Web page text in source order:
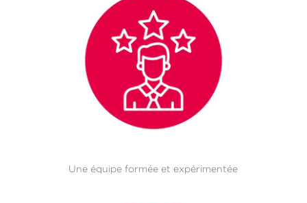
Une équipe formée et expérimentée